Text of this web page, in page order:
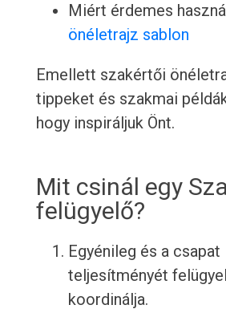
Miért érdemes
önéletrajz sablon
Emellett szakértői
tippeket és szakmai
hogy inspiráljuk Önt.
Mit csinál egy
felügyelő?
Egyénileg és a csapat
teljesítményét
koordinálja.